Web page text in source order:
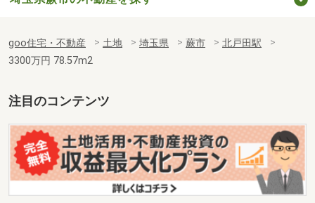
goo住宅・不動産 土地 埼玉県 蕨市
北戸田駅
3300万円 78.57m2
注目のコンテンツ